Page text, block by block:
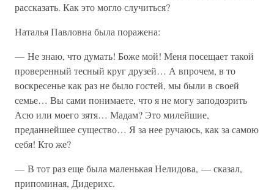
рассказать. Как это могло случиться?
Наталья Павловна была поражена:
— Не знаю, что думать! Боже мой! Меня посещает такой
проверенный тесный круг друзей… А впрочем, в то
воскресенье как раз не было гостей, мы были в своей
семье… Вы сами понимаете, что я не могу заподозрить
Асю или моего зятя… Мадам? Это милейшие,
преданнейшее существо… Я за нее ручаюсь, как за самою
себя! Кто же?
— В тот раз еще была маленькая Нелидова, — сказал,
припоминая, Дидерихс.